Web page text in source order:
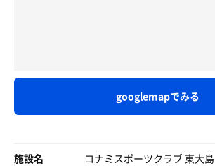
googlemapでみる
施設名 コナミスポーツクラブ 東大島